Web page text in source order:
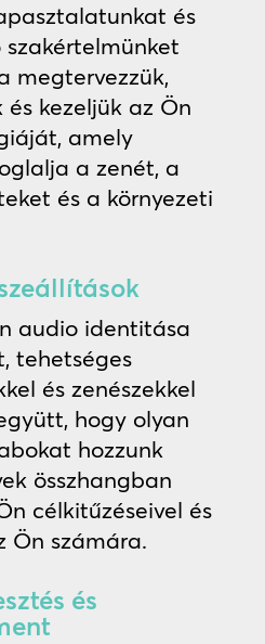
és
megtervezzük,
és kezeljük az Ön
amely
a zenét, a
és a környezeti
audio identitása
tehetséges
és zenészekkel
hogy olyan
hozzunk
összhangban
célkitűzéseivel és
Ön számára.
és